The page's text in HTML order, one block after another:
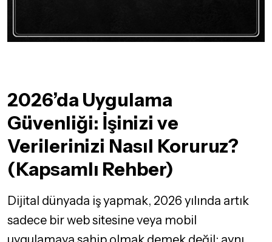
2026’da Uygulama
Güvenliği: İşinizi ve
Verilerinizi Nasıl Koruruz?
(Kapsamlı Rehber)
Dijital dünyada iş yapmak, 2026 yılında artık
sadece bir web sitesine veya mobil